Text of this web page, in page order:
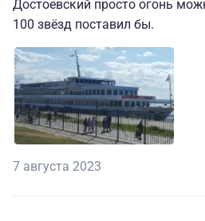
Достоевский просто огонь
100 звёзд поставил бы.
7 августа 2023